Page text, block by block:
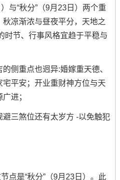
与“秋分”（9月23日）两个重
凉渐浓与昼夜平分，天地之
时节、行事风格宜趋于平稳与
侧重点也迥异:婚嫁重天德、
平安；开业重财神方位与天
进；
三煞位还有太岁方 -以免触犯
点是“秋分”（9月23日）。此